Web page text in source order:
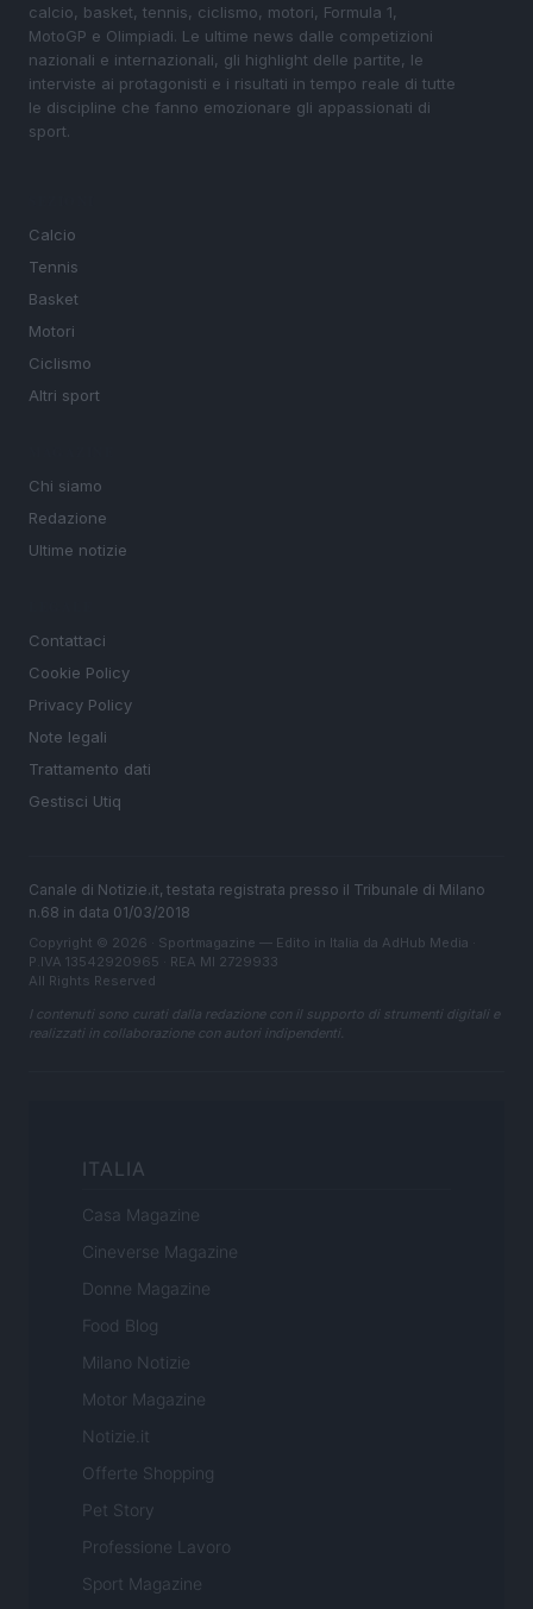
calcio, basket, tennis, ciclismo, motori, Formula 1,
MotoGP e Olimpiadi. Le ultime news dalle competizioni
nazionali e internazionali, gli highlight delle partite, le
interviste ai protagonisti e i risultati in tempo reale di tutte
le discipline che fanno emozionare gli appassionati di
sport.
Calcio
Tennis
Basket
Motori
Ciclismo
Altri sport
Chi siamo
Redazione
Ultime notizie
Contattaci
Cookie Policy
Privacy Policy
Note legali
Trattamento dati
Gestisci Utiq
Canale di Notizie.it, testata registrata presso il Tribunale di Milano
n.68 in data 01/03/2018
Copyright © 2026 · Sportmagazine — Edito in Italia da AdHub Media
P.IVA 13542920965 · REA MI 2729933
All Rights Reserved
I contenuti sono curati dalla redazione con il supporto di strumenti digitali e
realizzati in collaborazione con autori indipendenti.
ITALIA
Casa Magazine
Cineverse Magazine
Donne Magazine
Food Blog
Milano Notizie
Motor Magazine
Notizie.it
Offerte Shopping
Pet Story
Professione Lavoro
Sport Magazine